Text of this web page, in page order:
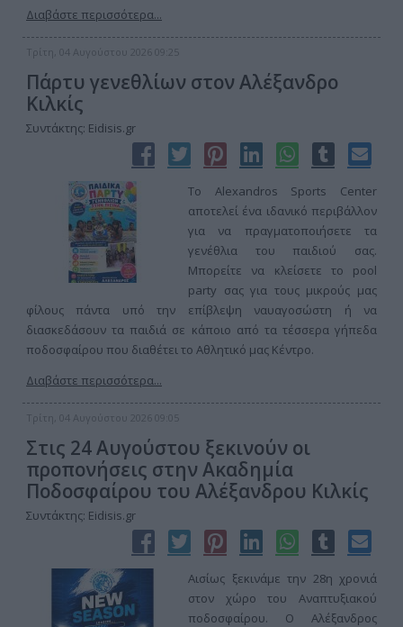
Διαβάστε περισσότερα...
Τρίτη, 04 Αυγούστου 2026 09:25
Πάρτυ γενεθλίων στον Αλέξανδρο
Κιλκίς
Συντάκτης: Eidisis.gr
Το Alexandros Sports Center
αποτελεί ένα ιδανικό περιβάλλον
για να πραγματοποιήσετε τα
γενέθλια του παιδιού σας.
Μπορείτε να κλείσετε το pool
party σας για τους μικρούς μας
φίλους πάντα υπό την επίβλεψη ναυαγοσώστη ή να
διασκεδάσουν τα παιδιά σε κάποιο από τα τέσσερα γήπεδα
ποδοσφαίρου που διαθέτει το Αθλητικό μας Κέντρο.
Διαβάστε περισσότερα...
Τρίτη, 04 Αυγούστου 2026 09:05
Στις 24 Αυγούστου ξεκινούν οι
προπονήσεις στην Ακαδημία
Ποδοσφαίρου του Αλέξανδρου Κιλκίς
Συντάκτης: Eidisis.gr
Αισίως ξεκινάμε την 28η χρονιά
στον χώρο του Αναπτυξιακού
ποδοσφαίρου. Ο Αλέξανδρος